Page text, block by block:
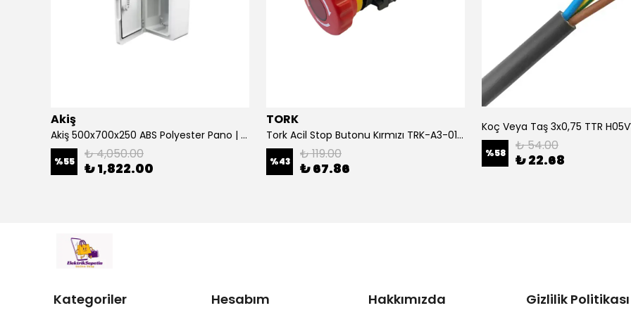
Akiş
Akiş 500x700x250 ABS Polyester Pano | Duvar Pano | Plastik Elektrik Panosu
%55 ₺ 4,050.00
₺ 1,822.00
TORK
Tork Acil Stop Butonu Kırmızı TRK-A3-01ZS Acil Durum Butonu | Kırmızı Mantar Tipi NC1
%43 ₺ 119.00
₺ 67.86
%58 ₺ 54.00
₺ 22.68
Kategoriler Hesabım Hakkımızda Gizlilik Politikası